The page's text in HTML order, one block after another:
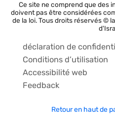
Ce site ne comprend que des
doivent pas être considérées
de la loi. Tous droits réservés ©
déclaration de
Conditions d’utilisation
Accessibilité web
Feedback
Retour en haut de